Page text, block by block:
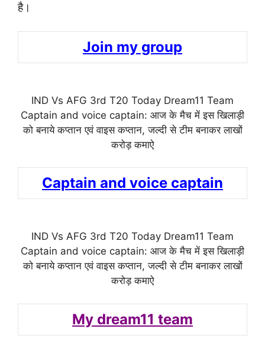
है।
Join my group
IND Vs AFG 3rd T20 Today Dream11 Team
Captain and voice captain: आज के मैच में इस खिलाड़ी
को बनाये कप्तान एवं वाइस कप्तान, जल्दी से टीम बनाकर लाखों
करोड़ कमाऐ
Captain and voice captain
IND Vs AFG 3rd T20 Today Dream11 Team
Captain and voice captain: आज के मैच में इस खिलाड़ी
को बनाये कप्तान एवं वाइस कप्तान, जल्दी से टीम बनाकर लाखों
करोड़ कमाऐ
My dream11 team